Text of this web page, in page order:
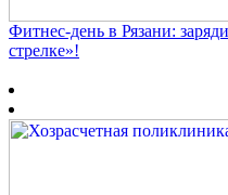
Фитнес‑день в Рязани:
стрелке»!